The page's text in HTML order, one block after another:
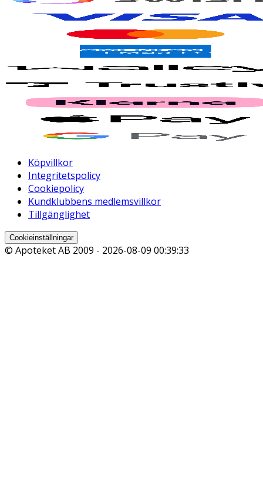
Köpvillkor
Integritetspolicy
Cookiepolicy
Kundklubbens medlemsvillkor
Tillgänglighet
Cookieinställningar
© Apoteket AB 2009 - 2026-08-09 00:39:33